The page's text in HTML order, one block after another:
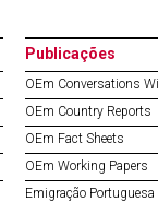
Publicações
OEm Conversations
OEm Country Reports
OEm Fact Sheets
OEm Working Papers
Emigração Portuguesa